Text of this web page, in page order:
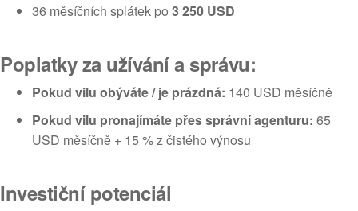
36 měsíčních splátek po 3 250 USD
Poplatky za užívání a správu:
Pokud vilu obýváte / je prázdná: 140 USD měsíčně
Pokud vilu pronajímáte přes správní agenturu: 65
USD měsíčně + 15 % z čistého výnosu
Investiční potenciál